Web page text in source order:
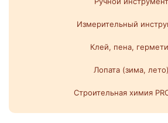
Измерительный
Клей, пена,
Лопата (зима, лето)
Строительная химия